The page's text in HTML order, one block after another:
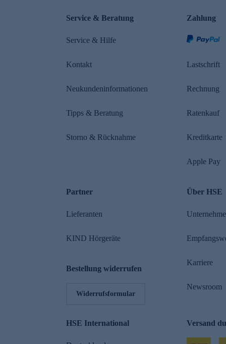
Service & Beratung
Service & Hilfe
Kontakt
Neukundeninformationen
Tipps & Beratung
Storno & Rücknahme
Zahlung
Lastschrift
Rechnung
Ratenkauf
Kreditkarte
Apple Pay
Partner
Lieferanten
KIND Hörgeräte
Bestellung widerrufen
Widerrufsformular
Über HSE
Karriere
Newsroom
HSE International Versand